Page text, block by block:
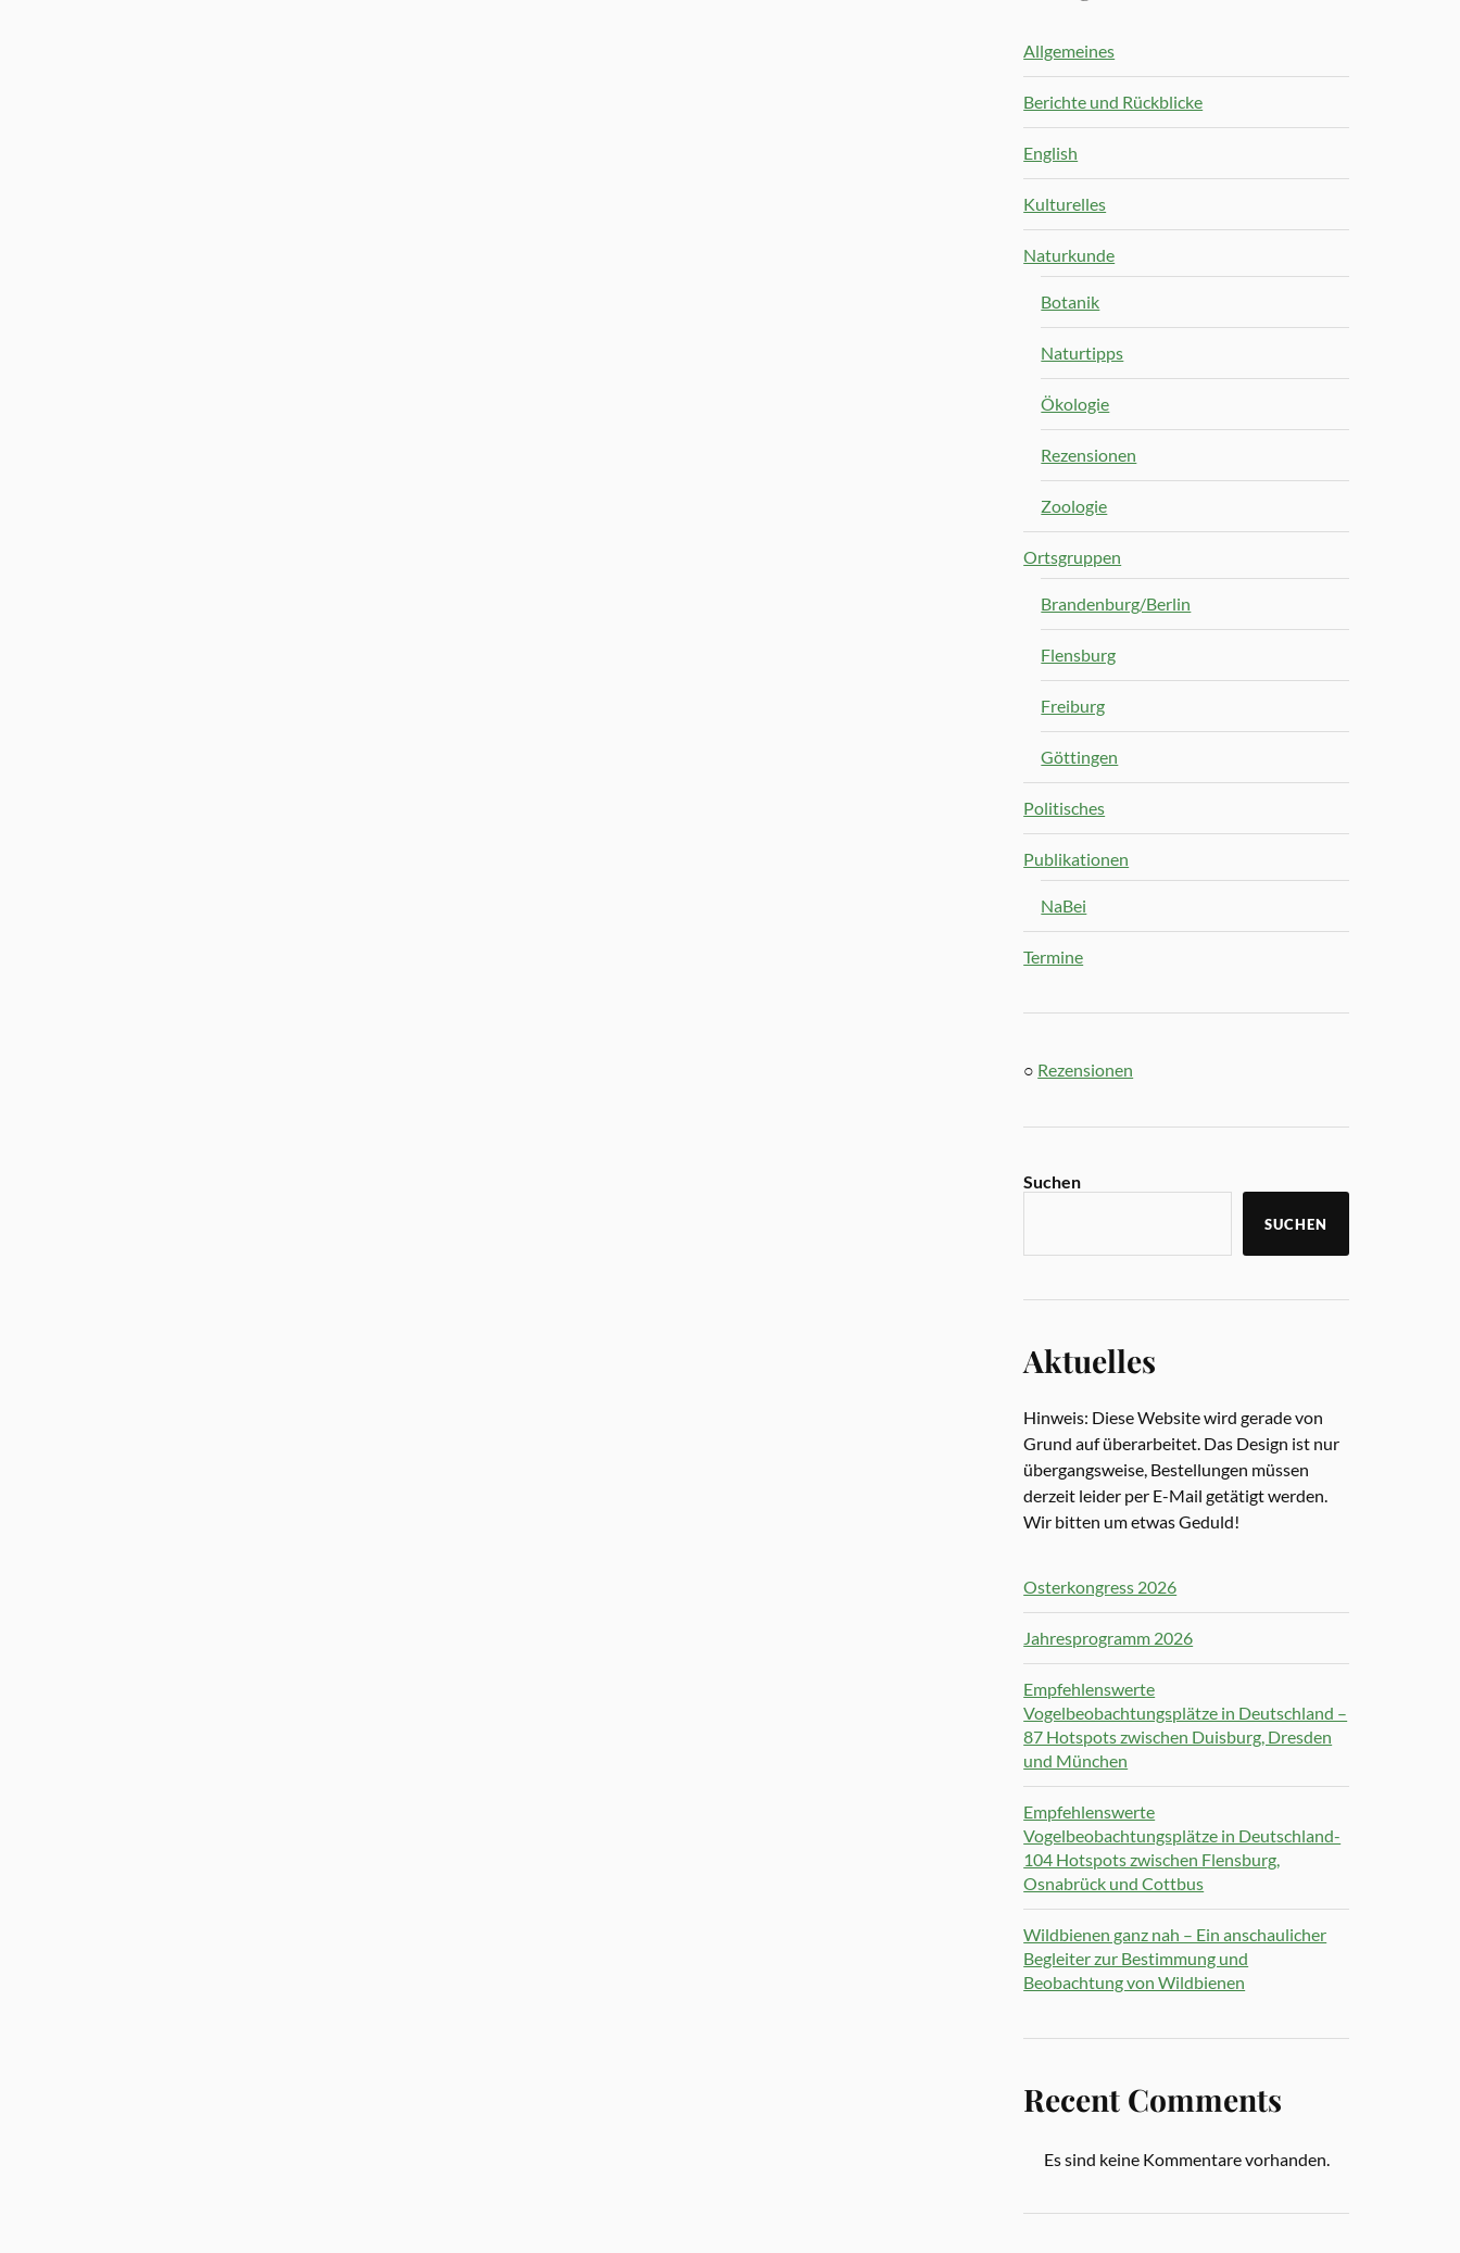
Allgemeines
Berichte und Rückblicke
English
Kulturelles
Naturkunde
Botanik
Naturtipps
Ökologie
Rezensionen
Zoologie
Ortsgruppen
Brandenburg/Berlin
Flensburg
Freiburg
Göttingen
Politisches
Publikationen
NaBei
Termine
○ Rezensionen
Suchen
SUCHEN
Aktuelles
Hinweis: Diese Website wird gerade von
Grund auf überarbeitet. Das Design ist nur
übergangsweise, Bestellungen müssen
derzeit leider per E-Mail getätigt werden.
Wir bitten um etwas Geduld!
Osterkongress 2026
Jahresprogramm 2026
Empfehlenswerte
Vogelbeobachtungsplätze in Deutschland –
87 Hotspots zwischen Duisburg, Dresden
und München
Empfehlenswerte
Vogelbeobachtungsplätze in Deutschland-
104 Hotspots zwischen Flensburg,
Osnabrück und Cottbus
Wildbienen ganz nah – Ein anschaulicher
Begleiter zur Bestimmung und
Beobachtung von Wildbienen
Recent Comments
Es sind keine Kommentare vorhanden.